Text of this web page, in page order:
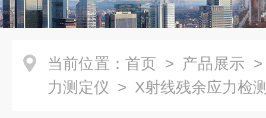
当前位置： 首页 > 产品展示
力测定仪 > X射线残余应力检